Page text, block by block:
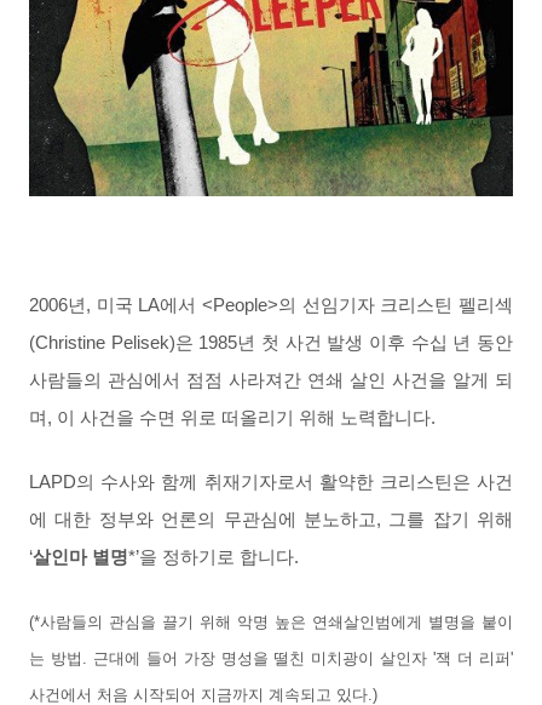
2006년, 미국 LA에서 <People>의 선임기자 크리스틴 펠리섹
(Christine Pelisek)은 1985년 첫 사건 발생 이후 수십 년 동안
사람들의 관심에서 점점 사라져간 연쇄 살인 사건을 알게 되
며, 이 사건을 수면 위로 떠올리기 위해 노력합니다.
LAPD의 수사와 함께 취재기자로서 활약한 크리스틴은 사건
에 대한 정부와 언론의 무관심에 분노하고, 그를 잡기 위해
‘살인마 별명*’을 정하기로 합니다.
(*사람들의 관심을 끌기 위해 악명 높은 연쇄살인범에게 별명을 붙이
는 방법. 근대에 들어 가장 명성을 떨친 미치광이 살인자 '잭 더 리퍼'
사건에서 처음 시작되어 지금까지 계속되고 있다.)